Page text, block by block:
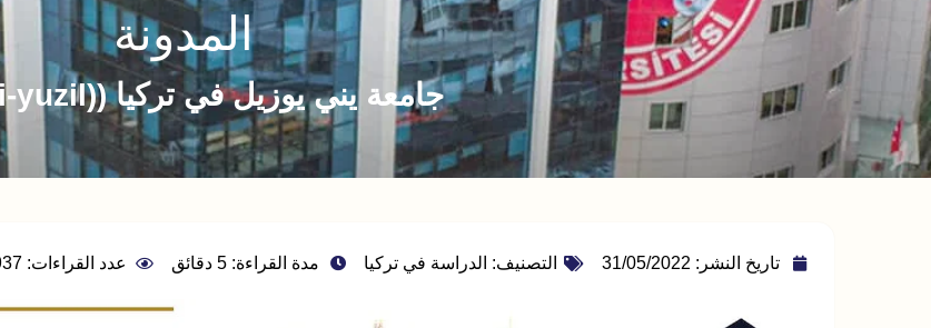
المدونة
جامعة يني يوزيل في تركيا ((yeni-yuzil))
تاريخ النشر: 31/05/2022 التصنيف: الدراسة في تركيا مدة القراءة: 5 دقائق عدد القراءات: 2٬937